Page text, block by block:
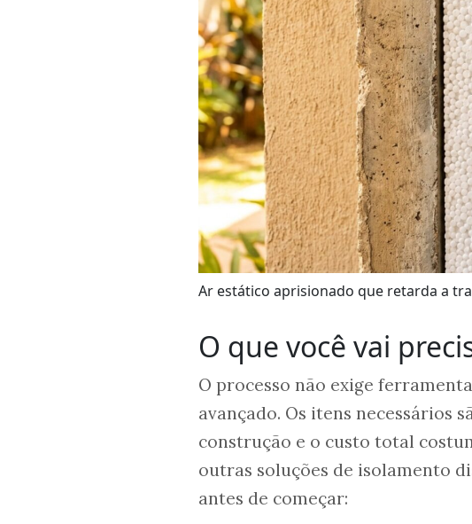
Ar estático aprisionado que retarda a
O que você vai
O processo não exige
avançado. Os itens necessários
construção e o custo total
outras soluções de isolamento
antes de começar: